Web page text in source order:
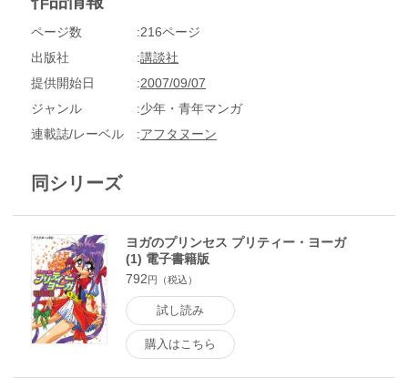
ページ数
216ページ
出版社
講談社
提供開始日
2007/09/07
ジャンル
少年・青年マンガ
連載誌/レーベル
アフタヌーン
同シリーズ
ヨガのプリンセス プリティー・ヨーガ
(1) 電子書籍版
792円（税込）
試し読み
購入はこちら